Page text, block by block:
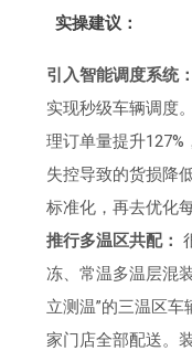
实操建议：
引入智能调度系统：
实现秒级车辆调度
理订单量提升127%
失控导致的货损降
标准化，再去优化
推行多温区共配：
冻、常温多温层混
立测温”的三温区
家门店全部配送。